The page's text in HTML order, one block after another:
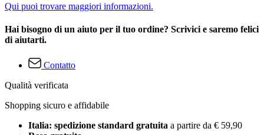
Qui puoi trovare maggiori informazioni.
Hai bisogno di un aiuto per il tuo ordine? Scrivici e saremo felici
di aiutarti.
Contatto
Qualità verificata
Shopping sicuro e affidabile
Italia: spedizione standard gratuita a partire da € 59,90